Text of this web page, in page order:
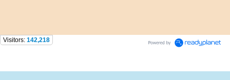
Visitors: 142,218